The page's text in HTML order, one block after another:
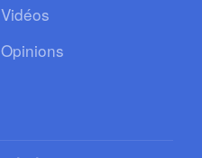
Vidéos
Opinions